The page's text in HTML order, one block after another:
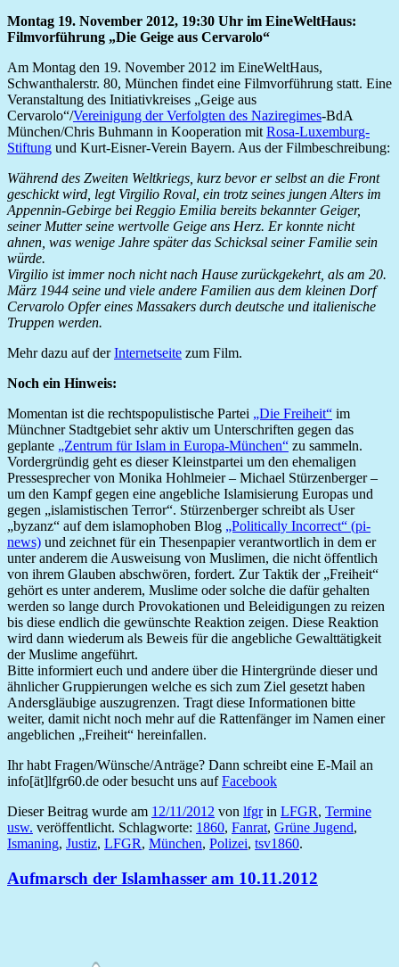
Montag 19. November 2012, 19:30 Uhr im EineWeltHaus:
Filmvorführung „Die Geige aus Cervarolo“
Am Montag den 19. November 2012 im EineWeltHaus,
Schwanthalerstr. 80, München findet eine Filmvorführung statt. Eine
Veranstaltung des Initiativkreises „Geige aus
Cervarolo“/Vereinigung der Verfolgten des Naziregimes-BdA
München/Chris Buhmann in Kooperation mit Rosa-Luxemburg-
Stiftung und Kurt-Eisner-Verein Bayern. Aus der Filmbeschreibung:
Während des Zweiten Weltkriegs, kurz bevor er selbst an die Front
geschickt wird, legt Virgilio Roval, ein trotz seines jungen Alters im
Appennin-Gebirge bei Reggio Emilia bereits bekannter Geiger,
seiner Mutter seine wertvolle Geige ans Herz. Er konnte nicht
ahnen, was wenige Jahre später das Schicksal seiner Familie sein
würde.
Virgilio ist immer noch nicht nach Hause zurückgekehrt, als am 20.
März 1944 seine und viele andere Familien aus dem kleinen Dorf
Cervarolo Opfer eines Massakers durch deutsche und italienische
Truppen werden.
Mehr dazu auf derInternetseite zum Film.
Noch ein Hinweis:
Momentan ist die rechtspopulistische Partei „Die Freiheit“ im
Münchner Stadtgebiet sehr aktiv um Unterschriften gegen das
geplante „Zentrum für Islam in Europa-München“ zu sammeln.
Vordergründig geht es dieser Kleinstpartei um den ehemaligen
Pressesprecher von Monika Hohlmeier – Michael Stürzenberger –
um den Kampf gegen eine angebliche Islamisierung Europas und
gegen „islamistischen Terror“. Stürzenberger schreibt als User
„byzanz“ auf dem islamophoben Blog „Politically Incorrect“ (pi-
news) und zeichnet für ein Thesenpapier verantwortlich in dem er
unter anderem die Ausweisung von Muslimen, die nicht öffentlich
von ihrem Glauben abschwören, fordert. Zur Taktik der „Freiheit“
gehört es unter anderem, Muslime oder solche die dafür gehalten
werden so lange durch Provokationen und Beleidigungen zu reizen
bis diese endlich die gewünschte Reaktion zeigen. Diese Reaktion
wird dann wiederum als Beweis für die angebliche Gewalttätigkeit
der Muslime angeführt.
Bitte informiert euch und andere über die Hintergründe dieser und
ähnlicher Gruppierungen welche es sich zum Ziel gesetzt haben
Andersgläubige auszugrenzen. Tragt diese Informationen bitte
weiter, damit nicht noch mehr auf die Rattenfänger im Namen einer
angeblichen „Freiheit“ hereinfallen.
Ihr habt Fragen/Wünsche/Anträge? Dann schreibt eine E-Mail an
info[ät]lfgr60.de oder besucht uns aufFacebook
Dieser Beitrag wurde am 12/11/2012 von lfgrin LFGR, Termine
usw. veröffentlicht. Schlagworte: 1860, Fanrat, Grüne Jugend,
Ismaning, Justiz, LFGR, München, Polizei, tsv1860.
Aufmarsch der Islamhasser am 10.11.2012